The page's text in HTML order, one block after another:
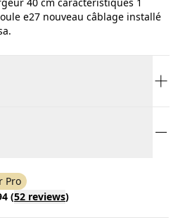
e27 nouveau câblage installé
Pro
(52 reviews)